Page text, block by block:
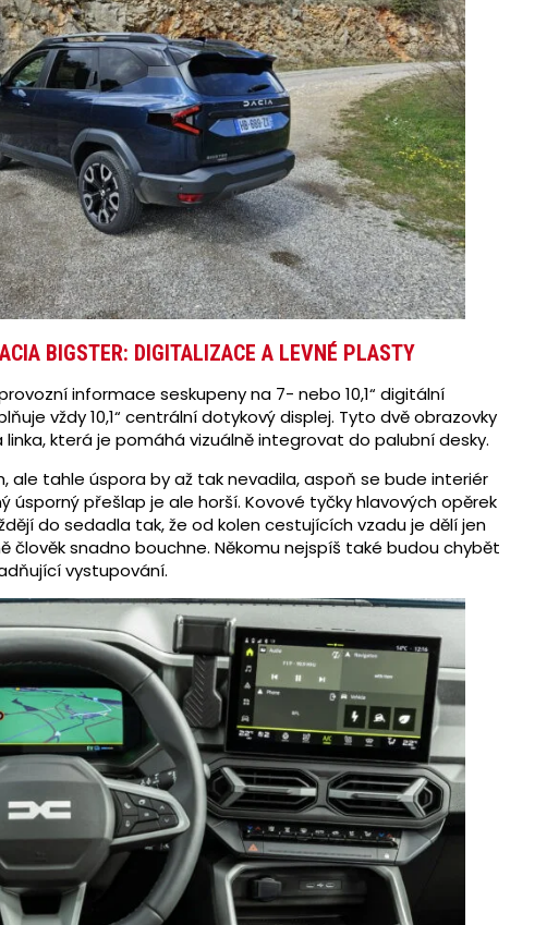
BIGSTER: DIGITALIZACE A LEVNÉ PLASTY
informace seskupeny na 7- nebo 10,1“ digitální
vždy 10,1“ centrální dotykový displej. Tyto dvě obrazovky
která je pomáhá vizuálně integrovat do palubní desky.
ale tahle úspora by až tak nevadila, aspoň se bude interiér
úsporný přešlap je ale horší. Kovové tyčky hlavových opěrek
do sedadla tak, že od kolen cestujících vzadu je dělí jen
člověk snadno bouchne. Někomu nejspíš také budou chybět
vystupování.